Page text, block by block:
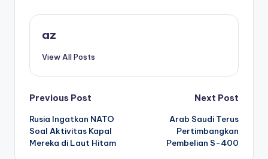
az
View All Posts
Post
navigation
Previous Post
Rusia Ingatkan NATO
Soal Aktivitas Kapal
Mereka di Laut Hitam
Next Post
Arab Saudi Terus
Pertimbangkan
Pembelian S-400